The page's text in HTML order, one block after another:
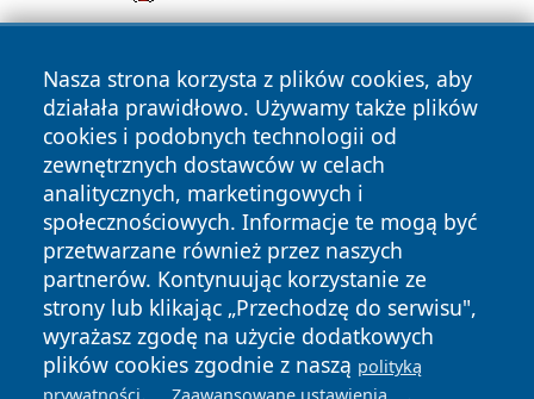
Nasza strona korzysta z plików cookies, aby
działała prawidłowo. Używamy także plików
cookies i podobnych technologii od
zewnętrznych dostawców w celach
analitycznych, marketingowych i
społecznościowych. Informacje te mogą być
przetwarzane również przez naszych
partnerów. Kontynuując korzystanie ze
strony lub klikając „Przechodzę do serwisu",
wyrażasz zgodę na użycie dodatkowych
plików cookies zgodnie z naszą polityką
Copyright © 2026 infolomza.pl Wszystkie prawa zastrzeżone.
News Autorzy
Polityka
Prywatności
Polityka
Cookies